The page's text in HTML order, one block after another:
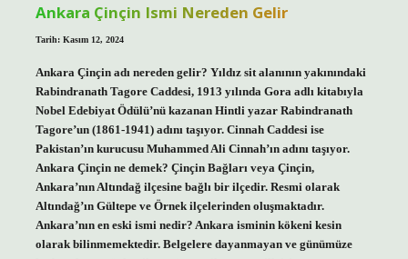
Ankara Çinçin Ismi Nereden Gelir
Tarih: Kasım 12, 2024
Ankara Çinçin adı nereden gelir? Yıldız sit alanının yakınındaki
Rabindranath Tagore Caddesi, 1913 yılında Gora adlı kitabıyla
Nobel Edebiyat Ödülü’nü kazanan Hintli yazar Rabindranath
Tagore’un (1861-1941) adını taşıyor. Cinnah Caddesi ise
Pakistan’ın kurucusu Muhammed Ali Cinnah’ın adını taşıyor.
Ankara Çinçin ne demek? Çinçin Bağları veya Çinçin,
Ankara’nın Altındağ ilçesine bağlı bir ilçedir. Resmi olarak
Altındağ’ın Gültepe ve Örnek ilçelerinden oluşmaktadır.
Ankara’nın en eski ismi nedir? Ankara isminin kökeni kesin
olarak bilinmemektedir. Belgelere dayanmayan ve günümüze